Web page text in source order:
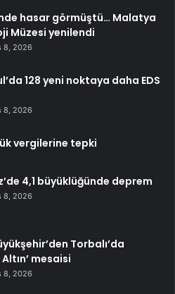
hasar görmüştü… Malatya
Müzesi yenilendi
8, 2026
128 yeni noktaya daha EDS
8, 2026
vergilerine tepki
4,1 büyüklüğünde deprem
8, 2026
Torbalı’da
Altın’ mesaisi
8, 2026